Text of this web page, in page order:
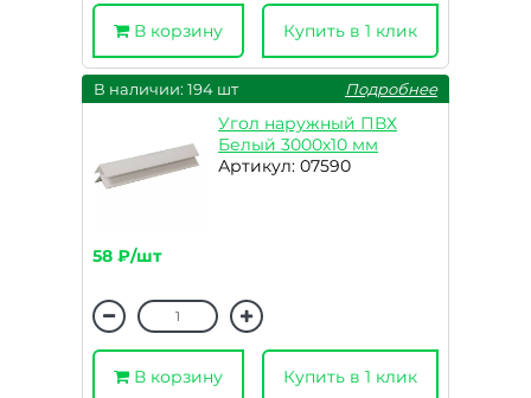
В корзину Купить в 1 клик
В наличии: 194 шт Подробнее
Угол наружный ПВХ
Белый 3000х10 мм
Артикул: 07590
58 ₽/шт
В корзину Купить в 1 клик